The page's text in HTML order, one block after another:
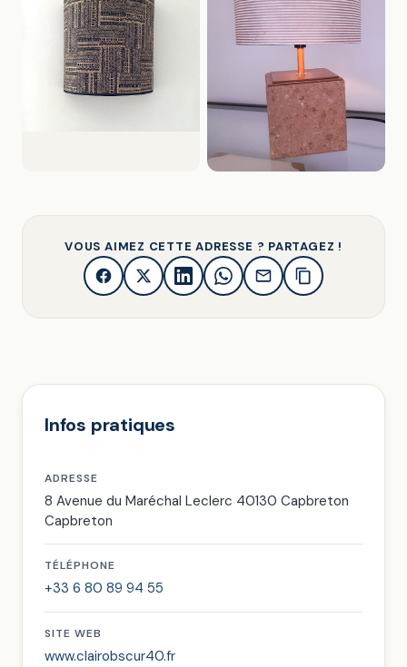
VOUS AIMEZ CETTE ADRESSE ? PARTAGEZ !
Infos pratiques
ADRESSE
8 Avenue du Maréchal Leclerc 40130 Capbreton
Capbreton
TÉLÉPHONE
+33 6 80 89 94 55
SITE WEB
www.clairobscur40.fr